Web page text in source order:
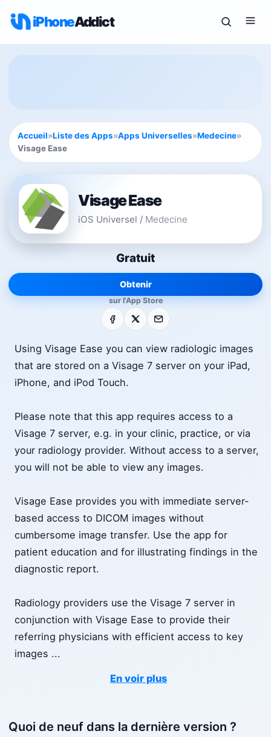
iPhoneAddict
Accueil»Liste des Apps»Apps Universelles»Medecine»
Visage Ease
Visage Ease
iOS Universel / Medecine
Gratuit
Obtenir
sur l'App Store
Facebook E-mail
Using Visage Ease you can view radiologic images
that are stored on a Visage 7 server on your iPad,
iPhone, and iPod Touch.
Please note that this app requires access to a
Visage 7 server, e.g. in your clinic, practice, or via
your radiology provider. Without access to a server,
you will not be able to view any images.
Visage Ease provides you with immediate server-
based access to DICOM images without
cumbersome image transfer. Use the app for
patient education and for illustrating findings in the
diagnostic report.
Radiology providers use the Visage 7 server in
conjunction with Visage Ease to provide their
referring physicians with efficient access to key
images ...
En voir plus
Quoi de neuf dans la dernière version ?